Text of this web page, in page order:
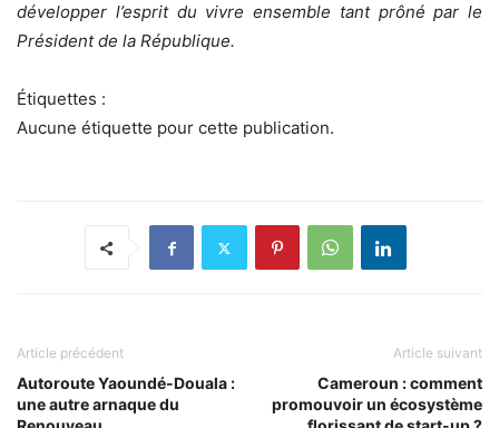
développer l’esprit du vivre ensemble tant prôné par le
Président de la République.
Étiquettes :
Aucune étiquette pour cette publication.
Article précédent
Autoroute Yaoundé-Douala :
une autre arnaque du
Article suivant
Cameroun : comment
promouvoir un écosystème